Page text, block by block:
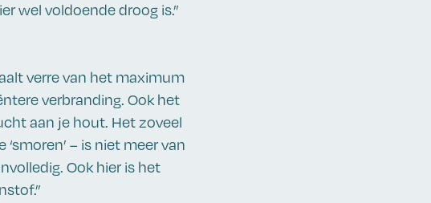
wel voldoende droog is.”
verre van het maximum
verbranding. Ook het
aan je hout. Het zoveel
– is niet meer van
Ook hier is het